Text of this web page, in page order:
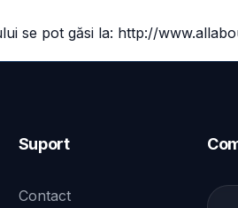
se pot găsi la: http://
Suport
Contact